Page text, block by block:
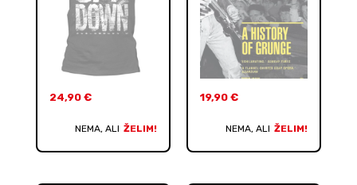
24,90 €
NEMA, ALI ŽELIM!
19,90 €
NEMA, ALI ŽELIM!